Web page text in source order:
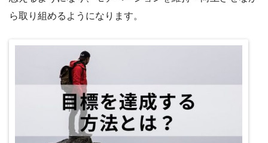
ら取り組めるようになります。